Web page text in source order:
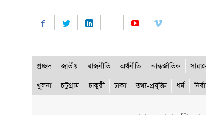
প্রচ্ছদ জাতীয় রাজনীতি অর্থনীতি আন্তর্জাতিক
খুলনা
চট্রগ্রাম চাকুরী ঢাকা তথ্য-প্রযুক্তি ধর্ম